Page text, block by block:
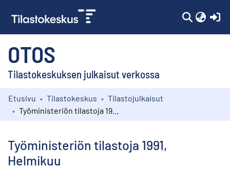
OTOS
Tilastokeskuksen julkaisut verkossa
Kokoelmat
Etusivu Tilastokeskus
Tilastojulkaisut
Työministeriön tilastoja 1991,
Helmikuu